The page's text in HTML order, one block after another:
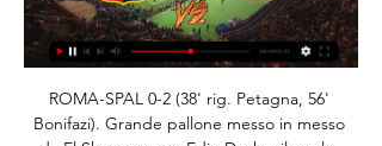
ROMA-SPAL 0-2 (38' rig. Petagna, 56' Bonifazi). Grande pallone messo in messo da El Shaarawy per Edin Dzeko, il quale, tutto solo e a pochi metri dalla linea di porta, conclude malamente mandando il pallone sul fondo. 52' - Poche idee, in questi primi minuti della ripresa,.

Bayer Leverkusen-Wolfsburg: probabili formazioni e dove vederla in TV e streaming scritto da Valerio Rufini 29 Agosto 2018 Bayer Leverkusen-Wolfsburg probabili formazioni – il match più interessante della seconda giornata in Bundesliga è senza dubbio quello fra il Wolfsburg e Bayer Leverkusen, due squadre storiche che cercheranno in tutti modi di prendere i 3 punti.

A proposito di EUROPAGES. EUROPAGES è una piattaforma B2B europea disponibile in 26 versioni linguistiche. Con 3 milioni di aziende registrate, principalmente produttori, grossisti, distributori e fornitori di servizi, EUROPAGES attira più di 2 milioni di decisori ogni mese alla ricerca di partner commerciali, fornitori di prodotti o di servizi in Europa e nel mondo.

Guarda la partita Minnesota Twins - Cleveland Indians del campionato USA: MLB grauitamente in streaming. Di seguito hai la lista dei Bookmaker che offrono gratuitamente la visione della partita in streaming. E' tutto legale, devi semplicemente registrarti ed avere un credito maggiore di zero, basta anche un centesimo per avere la possibilità di vedere le partite gratuitamente dal loro sito.

Nuovi orari serie A, di sera si giocherà molto tardi. La Lega ha individuato i nuovi slot per le partite, ma i calciatori non vogliono scendere in campo prima delle 18

Anche Inter-Getafe, partita di Europa League in calendario per il 12 marzo, si disputerà a porte chiuse. A renderlo noto è stata la Uefa, che ne ha dato comunicazione giovedì tramite una conferma ufficiale.

Udinese Genoa in streaming gratis? Guarda la sfida in diretta 15 ore fa — La gara sarà trasmessa in diretta streaming da DAZN, il primo servizio di streaming live e on demand interamente dedicato allo sport (CLICCA QUI ...

Dove vedere Getafe-Atalanta: diretta tv e streaming Luca Landoni 10/08/2019 Streaming Nuova amichevole che vede protagoniste squadre di serie A oggi, sabato 10 agosto , con la partita Getafe-Atalanta in programma al Coliseum Alfonso Pérez della città iberica.

Canali Telegram streaming calcio e sport | Febbraio 2024 Tramite questo servizio potrete godere di tutta la Serie A e la Serie BKT, tutte le partite di UEFA Europa League e i migliori match della UEFA Conference ...

torino udinese verona Hellas Verona: dichiarata fallita anche HV7. I legali: 'Aberrante'. Prima di andare online abbiamo provato a raggiungere il presidente dell'Hellas Verona,.

Esordio vivace per la trasmissione in streaming del consiglio comunale. Il centrodestra attacca il presidente Pagliaro lamentando scarsa informazione. Ma il sindaco fiuta l'autogol e rinvia i.

Genoa CFC Sul sito Ufficiale del Genoa Cricket and Football Club trovi le ultime news su squadre, partite, stadio e abbonamenti del club di calcio più antico d'Italia ...

2020-6-20 · Tutte le informazioni sulla partita Brommapojkarna vs GAIS live di Superettan (14 Aprile 2019): Riassunto, statistiche, formazioni e risultati - Besoccer

Acquista il tuo biglietto per concerti, eventi e spettacoli di teatro, danza, musica, opera, festival, mostre e musei, fiere, sport e parch in tutta Italia. Pagamento tramite carta di credito. Punti Vendita Vivaticket su tutto il territorio nazionale, 89.24.24 Pronto PagineGialle® e callcenter 892.234.

Genoa-Udinese dove vederla: Sky, NOW o DAZN? Canale 3 ore fa — Genoa-Udinese sarà inoltre trasmesso in diretta tv da Sky su Sky Sport Calcio e Sky Sport 251. Per gli abbonati di entrambe le piattaforme, ...

Alessandro Giannessi, rimasto fuori di un posto, sarà la testa di serie numero 1 delle qualificazioni, che da tradizione si giocheranno a Roehampton per non deteriorare i campi di Wimbledon,. Federico Gaio – Yannick Hanfmann (Ger) Stefano Napolitano Napolitano – Vicent Millot (Fra)

Tutte le ultime notizie relative al calcio in Turchia, con approfondimenti, rubriche e reportage su un campionato ed un paese in continua evoluzione

Genoa Cfc - Official GENOA - UDINESE | Conferenza prepartita | Serie A TIM 2023/24. Genoa Cfc Genoa-Bari | Il film della partita. Genoa Cfc - Official. 14K views. 8 months ago · 3 ...

La Roma deve stare nella parte alta della classifica". In queste ultime partite con la linea a 3 c’è maggiore protezione? "Il mister sta cercando di fare ciò che è meglio per la squadra.

GENOA CALCIO CRICKET AND FOOTBALL CLUB ASCOLTA LA DIRETTA GENOA - UDINESE Radio Nostalgia - Genoa Calcio Radio Nostalgia è la radio ufficiale delle radiocronache di tutte le partite del Genoa CFC.

Radio portatili. La musica porta gioia e felicità diffondendosi negli ambienti dove viene trasmessa. Non a tutti piace però ascoltare la musica utilizzando un classico lettore musicale o lo smartphone e c’è chi preferisce utilizzare per lo scopo un oggetto intramontabile, come le radio portatili.Oltre alla classica radio portatile, ci sono modelli da doccia, e altri da sport.

Le statistiche di Inter-Getafe in Europa. Inter reduce da 2 vittorie consecutive e da 4 “Gol” nelle ultime 5 gare, spiccano 8 Over 1.5 nelle ultime 9 e 4 Over 2.5 nelle ultime 5, segnaliamo 7 Multigol 1-4 nelle ultime 8.Ecco 2 “1” (vittorie) nelle ultime 3 casalinghe, SEMPRE Multigol 2-3 quest’anno ed emergono anche 8 Gol Casa nelle ultime 9, presenti 4 Gol Ospite nelle ultime 5.

Pronostici calcio - Russian Football National League - Vedi il pronostico della partita Ska-khabarovsk vs Yenisey Krasnoyarsk del 2019-09-20 11:00:00, consulta i precedenti e le statistiche rilevanti per realizzare previsioni vincenti.

Rangers-Bayer Leverkusen in programma giovedì 12 Marzo alle ore 21:00, gara valida per l’andata degli ottavi di finale di Europa League, sarà trasmessa da Sky Sport Football e Sky Sport canale.

Calendario Serie A 2019/2020. In questa pagina troverete il calendario della Serie A 2019/2020 con il programma aggiornato di tutte le sfide del nostro campionato per non perdervi nemmeno un’azione della vostra squadra del cuore.. Partite Serie A. La massima serie del campionato di calcio italiano prenderà il via nel weekend del 25 agosto 2019 per concludersi il 24 maggio 2020.

Ti trovi sulla pagina del confronto delle squadre: Eskilsminne IF vs Lunds BK prima dell’inizio della partita puoi confrontare statistiche di entrambe le squadre. Se desideri controllare il risultato dal vivo o statistiche della partita clicca qui: Eskilsminne IF vs Lunds BK wynik.

2020-6-20 · Dove vedere le partite Torino-Parma e Verona-Cagliari: la diretta in tv e streaming. Sfide incrociate tra Torino e Parma e tra Verona e Cagliari, quattro squadre con aspirazioni diverse.

Qui sono disponibili informazioni su tutti i golf club, campi da golf e gli hotel in Voivodato della Slesia, Polonia, Europa e anche le recensioni lasciate dai golfisti!

La Polizia di Stato propone informazioni, documentazione, Faq e servizi relativi a: sicurezza telematica, denunce, passaporti, immigrazione, minori, licenze e concorsi.

Sport: notizie, streaming, risultati live e in diretta - Sportmediaset Tutto lo Sport: news, foto, video e risultati live su calcio di Serie A, Calciomercato, Champions League, Europa League, MotoGP, Basket, F1 e Formula E.

Quei giorni in cui tutto sembrava possibile 18/07/2019 Il presidente dell'Inaf Nichi d'Amico ricorda come ha vissuto gli anni ruggenti della corsa allo spazio, culminata con lo storico sbarco sulla Luna di cinquant'anni fa, ma anticipa anche l'imminente ventennale della fondazione dell'istituto di ricerca del quale si trova a capo, in un momento cruciale per questa disciplina.

Hellas Verona-Chievo Verona partita valida per il campionato italiano di calcio di Serie A, IN DIRETTA TV, ORARIO, DOVE VEDERLA IN STREAMING, DOVE VEDERLA SU PC. CLICCARE QUI PER LA DIRETTA LIVE DELLA PARTITA – partita valida per il campionato italiano di calcio di Serie A (classifica e calendario), verrà trasmessa in diretta tv su Sky Sport.

La Serie B 2019-2020 è la 118ª edizione del secondo livello del campionato italiano di calcio che, per ragioni di sponsorizzazione, prende il nome di Serie BKT, …

Europa League streaming e diretta tv: ecco dove vedere tutte le partite. EUROPA LEAGUE STREAMING – AGGIORNAMENTO 11 APRILE 2019 – Torna questa sera, 11 aprile, l’Europa League con le partite.

Udinese Genoa in streaming gratis? Guarda la partita in Udinese Genoa in streaming gratis? Come seguire la partita su DAZN. La partita Udinese-Genoa non sarà disponibile gratuitamente in Italia, come le altre del ...

Il Challenger San Benedetto Tennis Cup edizione 2019 va all’argentino Renzo Olivo, 27 anni, classifica ATP 330, che in finale ha battuto l’azzurro Alessandro Giannessi, classifica ATP …

Prima di scoprire i migliori siti di calcio in streaming, però, è doveroso ribadire che nessun bookmaker italiano possieda i diritti per trasmettere le partite del calendario Serie A in diretta. Ad oggi, le uniche piattaforme a garantire la diretta streaming del massimo campionato italiano sono SkyGo (l'app della celebre Pay-tv), Now Tv e Dazn.

GKS Tychy 71 - KKS 1925 Kalisz: Friendlies 2020. Quote di chiusura under/over dei bookmaker, tabellino con il risultato finale, statistiche, precedenti e prossime partite.

Palinsesto alternativo interessante stasera in tv con fari puntati su Doha, dove sono in programma i Mondiali in vasca corta di nuoto ma spazio anche agli... Stasera in TV Sport E Vai

Udinese Calcio in tv gratis Atalanta Udin 26 gen 2024 — Oggi Atalanta BC — Udinese Calcio in tv gratis Atalanta Udinese in streaming gratis? Guarda la partita in 27 gennaio 2024 Guarda in diretta ...

16 hours ago · Le probabili formazioni di Lecce-Brescia, match della trentacinquesima giornata di Serie A 2019/2020. Fischio d’inizio alle 21:45 di mercoledì 22 luglio nella cornice dello Stadio Via del Mare. La partita sarà trasmessa in diretta esclusiva